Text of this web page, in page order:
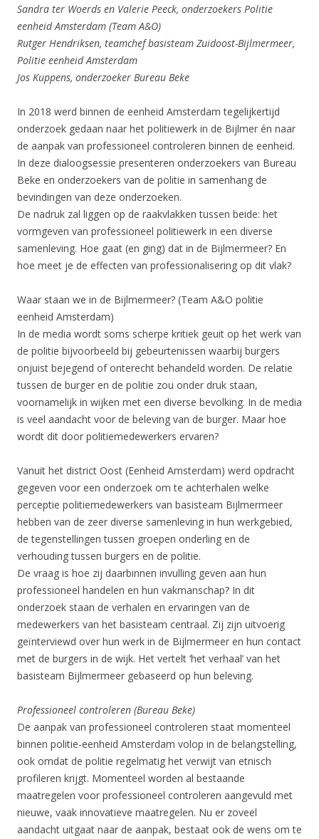
Sandra ter Woerds en Valerie Peeck, onderzoekers Politie
eenheid Amsterdam (Team A&O)
Rutger Hendriksen, teamchef basisteam Zuidoost-Bijlmermeer,
Politie eenheid Amsterdam
Jos Kuppens, onderzoeker Bureau Beke
In 2018 werd binnen de eenheid Amsterdam tegelijkertijd
onderzoek gedaan naar het politiewerk in de Bijlmer én naar
de aanpak van professioneel controleren binnen de eenheid.
In deze dialoogsessie presenteren onderzoekers van Bureau
Beke en onderzoekers van de politie in samenhang de
bevindingen van deze onderzoeken.
De nadruk zal liggen op de raakvlakken tussen beide: het
vormgeven van professioneel politiewerk in een diverse
samenleving. Hoe gaat (en ging) dat in de Bijlmermeer? En
hoe meet je de effecten van professionalisering op dit vlak?
Waar staan we in de Bijlmermeer? (Team A&O politie
eenheid Amsterdam)
In de media wordt soms scherpe kritiek geuit op het werk van
de politie bijvoorbeeld bij gebeurtenissen waarbij burgers
onjuist bejegend of onterecht behandeld worden. De relatie
tussen de burger en de politie zou onder druk staan,
voornamelijk in wijken met een diverse bevolking. In de media
is veel aandacht voor de beleving van de burger. Maar hoe
wordt dit door politiemedewerkers ervaren?
Vanuit het district Oost (Eenheid Amsterdam) werd opdracht
gegeven voor een onderzoek om te achterhalen welke
perceptie politiemedewerkers van basisteam Bijlmermeer
hebben van de zeer diverse samenleving in hun werkgebied,
de tegenstellingen tussen groepen onderling en de
verhouding tussen burgers en de politie.
De vraag is hoe zij daarbinnen invulling geven aan hun
professioneel handelen en hun vakmanschap? In dit
onderzoek staan de verhalen en ervaringen van de
medewerkers van het basisteam centraal. Zij zijn uitvoerig
geïnterviewd over hun werk in de Bijlmermeer en hun contact
met de burgers in de wijk. Het vertelt ‘het verhaal’ van het
basisteam Bijlmermeer gebaseerd op hun beleving.
Professioneel controleren (Bureau Beke)
De aanpak van professioneel controleren staat momenteel
binnen politie-eenheid Amsterdam volop in de belangstelling,
ook omdat de politie regelmatig het verwijt van etnisch
profileren krijgt. Momenteel worden al bestaande
maatregelen voor professioneel controleren aangevuld met
nieuwe, vaak innovatieve maatregelen. Nu er zoveel
aandacht uitgaat naar de aanpak, bestaat ook de wens om te